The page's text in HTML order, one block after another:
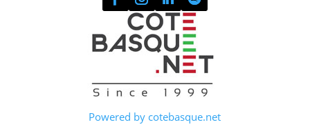
Powered by cotebasque.net